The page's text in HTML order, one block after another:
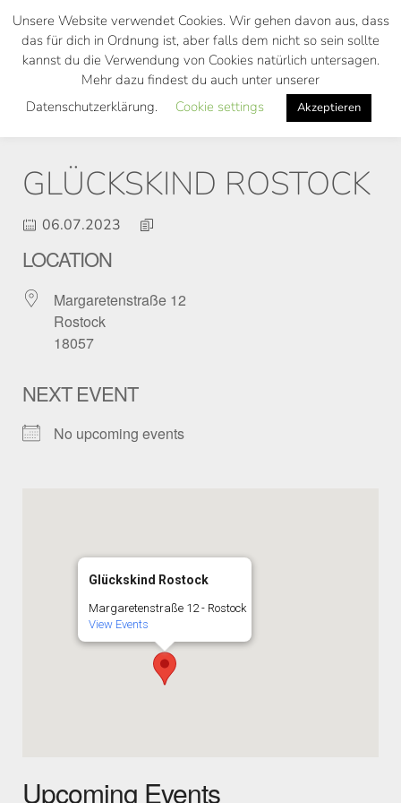
Skip
main
GLÜCKSKIND ROSTOCK
06.07.2023
LOCATION
Margaretenstraße 12
Rostock
18057
NEXT EVENT
No upcoming events
Glückskind Rostock
Margaretenstraße 12 - Rostock
View Events
Upcoming Events
Unsere Website verwendet Cookies. Wir gehen davon aus, dass
das für dich in Ordnung ist, aber falls dem nicht so sein sollte
kannst du die Verwendung von Cookies natürlich untersagen.
Mehr dazu findest du auch unter unserer
Datenschutzerklärung.
Cookie settings Akzeptieren